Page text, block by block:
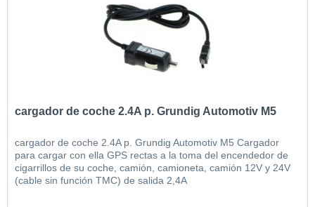
cargador de coche 2.4A p. Grundig Automotiv M5
cargador de coche 2.4A p. Grundig Automotiv M5 Cargador
para cargar con ella GPS rectas a la toma del encendedor de
cigarrillos de su coche, camión, camioneta, camión 12V y 24V
(cable sin función TMC) de salida 2,4A